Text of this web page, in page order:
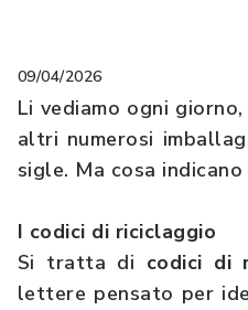
09/04/2026
Li vediamo ogni
altri numerosi
sigle. Ma cosa
I codici di riciclaggio
Si tratta di codici di
lettere pensato per